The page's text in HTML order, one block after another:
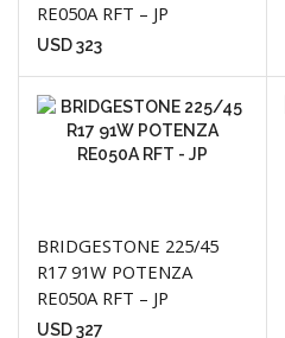
RE050A RFT – JP
USD323
BRIDGESTONE 225/45
R17 91W POTENZA
RE050A RFT – JP
USD327